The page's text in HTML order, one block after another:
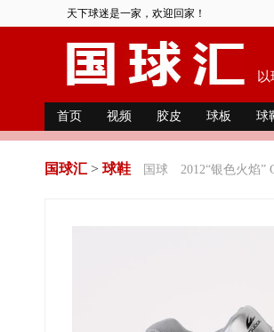
天下球迷是一家，欢迎回家！
首页 视频 胶皮 球板 球
国球汇 > 球鞋 国球 2012“银色火焰”